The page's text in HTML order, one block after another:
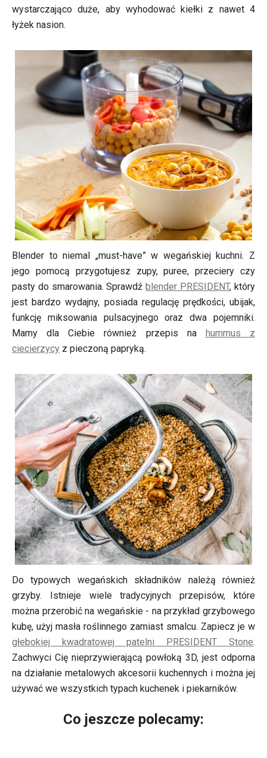
wystarczająco duże, aby wyhodować kiełki z nawet 4
łyżek nasion.
Blender to niemal „must-have” w wegańskiej kuchni. Z
jego pomocą przygotujesz zupy, puree, przeciery czy
pasty do smarowania. Sprawdźblender PRESIDENT, który
jest bardzo wydajny, posiada regulację prędkości, ubijak,
funkcję miksowania pulsacyjnego oraz dwa pojemniki.
Mamy dla Ciebie również przepis na hummus z
ciecierzycy z pieczoną papryką.
Do typowych wegańskich składników należą również
grzyby. Istnieje wiele tradycyjnych przepisów, które
można przerobić na wegańskie - na przykład grzybowego
kubę, użyj masła roślinnego zamiast smalcu. Zapiecz je w
głebokiej kwadratowej patelni PRESIDENT Stone.
Zachwyci Cię nieprzywierającą powłoką 3D, jest odporna
na działanie metalowych akcesorii kuchennych i można jej
używać we wszystkich typach kuchenek i piekarników.
Co jeszcze polecamy: